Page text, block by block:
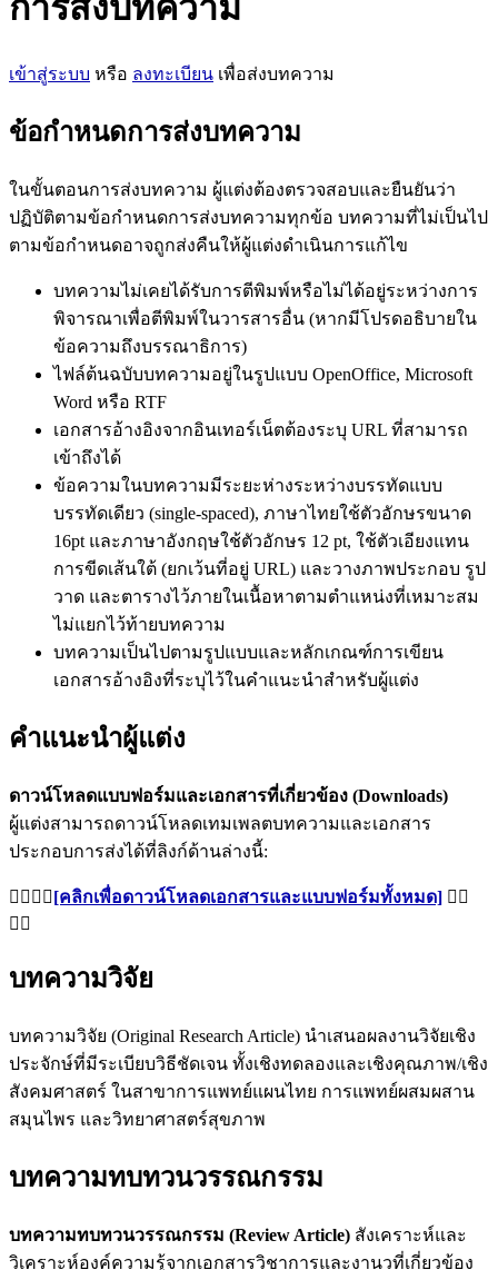
การส่งบทความ
เข้าสู่ระบบ หรือ ลงทะเบียน เพื่อส่งบทความ
ข้อกำหนดการส่งบทความ
ในขั้นตอนการส่งบทความ ผู้แต่งต้องตรวจสอบและยืนยันว่า
ปฏิบัติตามข้อกำหนดการส่งบทความทุกข้อ บทความที่ไม่เป็นไป
ตามข้อกำหนดอาจถูกส่งคืนให้ผู้แต่งดำเนินการแก้ไข
บทความไม่เคยได้รับการตีพิมพ์หรือไม่ได้อยู่ระหว่างการ
พิจารณาเพื่อตีพิมพ์ในวารสารอื่น (หากมีโปรดอธิบายใน
ข้อความถึงบรรณาธิการ)
ไฟล์ต้นฉบับบทความอยู่ในรูปแบบ OpenOffice, Microsoft
Word หรือ RTF
เอกสารอ้างอิงจากอินเทอร์เน็ตต้องระบุ URL ที่สามารถ
เข้าถึงได้
ข้อความในบทความมีระยะห่างระหว่างบรรทัดแบบ
บรรทัดเดียว (single-spaced), ภาษาไทยใช้ตัวอักษรขนาด
16pt และภาษาอังกฤษใช้ตัวอักษร 12 pt, ใช้ตัวเอียงแทน
การขีดเส้นใต้ (ยกเว้นที่อยู่ URL) และวางภาพประกอบ รูป
วาด และตารางไว้ภายในเนื้อหาตามตำแหน่งที่เหมาะสม
ไม่แยกไว้ท้ายบทความ
บทความเป็นไปตามรูปแบบและหลักเกณฑ์การเขียน
เอกสารอ้างอิงที่ระบุไว้ในคำแนะนำสำหรับผู้แต่ง
คำแนะนำผู้แต่ง
ดาวน์โหลดแบบฟอร์มและเอกสารที่เกี่ยวข้อง (Downloads)
ผู้แต่งสามารถดาวน์โหลดเทมเพลตบทความและเอกสาร
ประกอบการส่งได้ที่ลิงก์ด้านล่างนี้:
👉🏻👉🏻[คลิกเพื่อดาวน์โหลดเอกสารและแบบฟอร์มทั้งหมด] 👈🏻
👈🏻
บทความวิจัย
บทความวิจัย (Original Research Article) นำเสนอผลงานวิจัยเชิง
ประจักษ์ที่มีระเบียบวิธีชัดเจน ทั้งเชิงทดลองและเชิงคุณภาพ/เชิง
สังคมศาสตร์ ในสาขาการแพทย์แผนไทย การแพทย์ผสมผสาน
สมุนไพร และวิทยาศาสตร์สุขภาพ
บทความทบทวนวรรณกรรม
บทความทบทวนวรรณกรรม (Review Article) สังเคราะห์และ
วิเคราะห์องค์ความรู้จากเอกสารวิชาการและงานวที่เกี่ยวข้อง